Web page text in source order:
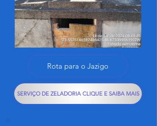
Rota para o Jazigo
SERVIÇO DE ZELADORIA CLIQUE E SAIBA MAIS